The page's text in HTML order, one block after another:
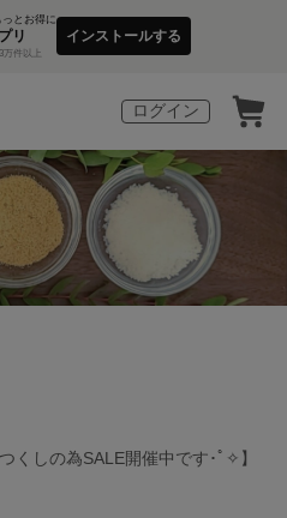
っとお得に
リ
3万件以上
インストールする
ログイン
しの為SALE開催中です･ﾟ✧】